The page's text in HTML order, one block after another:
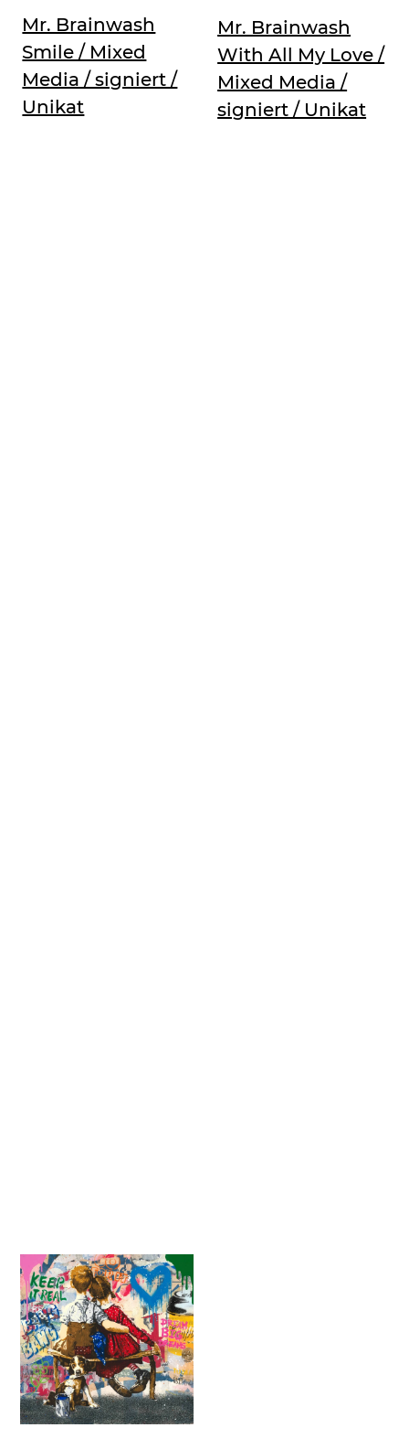
Mr. Brainwash
Smile / Mixed
Media / signiert /
Unikat
Mr. Brainwash
With All My Love /
Mixed Media /
signiert / Unikat